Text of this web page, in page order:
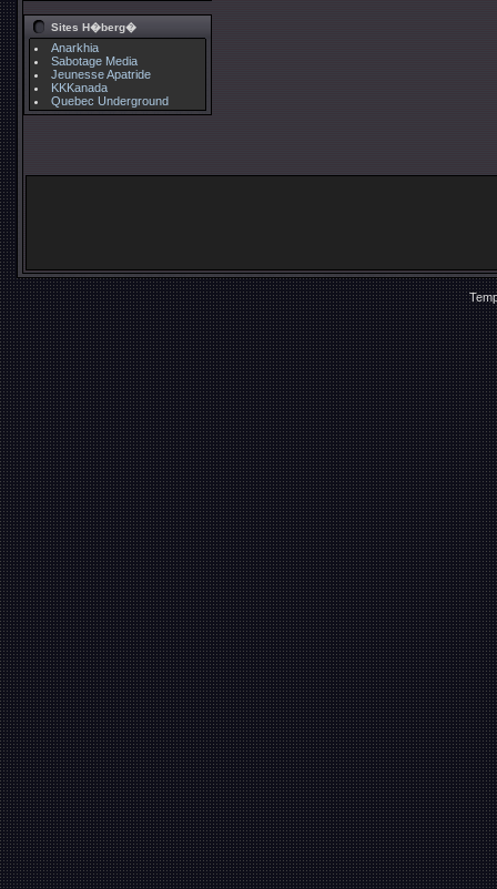
Sites H�berg�
Anarkhia
Sabotage Media
Jeunesse Apatride
KKKanada
Quebec Underground